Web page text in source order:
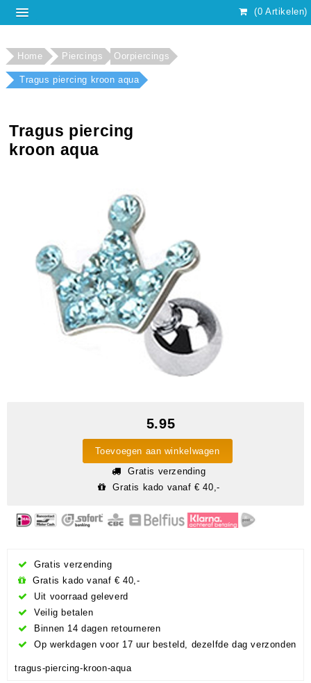
(0 Artikelen)
Home Piercings Oorpiercings
Tragus piercing kroon aqua
Tragus piercing
kroon aqua
5.95
Toevoegen aan winkelwagen
Gratis verzending
Gratis kado vanaf € 40,-
Gratis verzending
Gratis kado vanaf € 40,-
Uit voorraad geleverd
Veilig betalen
Binnen 14 dagen retourneren
Op werkdagen voor 17 uur besteld, dezelfde dag verzonden
tragus-piercing-kroon-aqua